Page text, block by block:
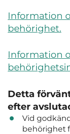
Information
behörighet.
Information
Detta
efter
Vid
behörighet